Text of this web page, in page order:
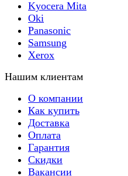
Kyocera Mita
Oki
Panasonic
Samsung
Xerox
Нашим клиентам
О компании
Как купить
Доставка
Оплата
Гарантия
Скидки
Вакансии